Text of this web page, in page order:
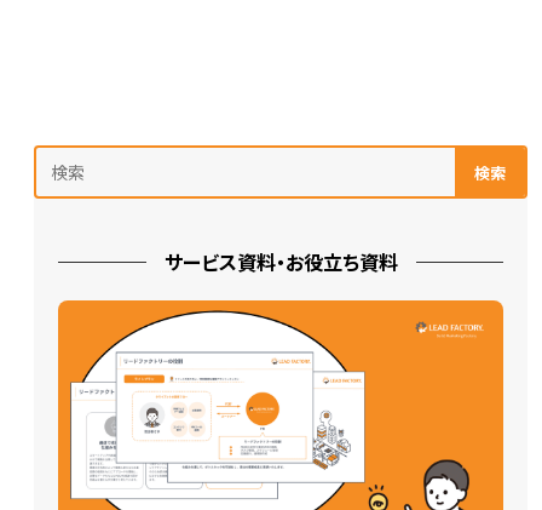
検索
サービス資料・お役立ち資料